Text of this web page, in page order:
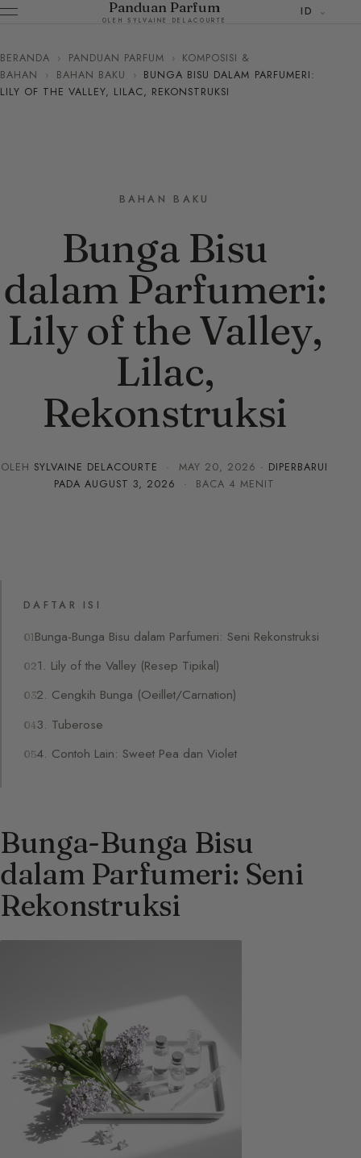
Panduan Parfum
OLEH SYLVAINE DELACOURTE
ID
BERANDA › PANDUAN PARFUM › KOMPOSISI &
BAHAN
› BAHAN BAKU › BUNGA BISU DALAM PARFUMERI:
LILY OF THE VALLEY, LILAC, REKONSTRUKSI
BAHAN BAKU
Bunga Bisu
dalam Parfumeri:
Lily of the Valley,
Lilac,
Rekonstruksi
OLEH SYLVAINE DELACOURTE · MAY 20, 2026 · DIPERBARUI
PADA AUGUST 3, 2026 · BACA 4 MENIT
DAFTAR ISI
Bunga-Bunga Bisu dalam Parfumeri: Seni Rekonstruksi
1. Lily of the Valley (Resep Tipikal)
2. Cengkih Bunga (Oeillet/Carnation)
3. Tuberose
4. Contoh Lain: Sweet Pea dan Violet
Bunga-Bunga Bisu
dalam Parfumeri: Seni
Rekonstruksi